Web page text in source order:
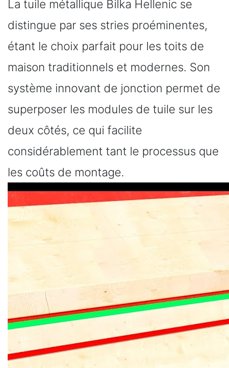
La tuile métallique Bilka Hellenic se
distingue par ses stries proéminentes,
étant le choix parfait pour les toits de
maison traditionnels et modernes. Son
système innovant de jonction permet de
superposer les modules de tuile sur les
deux côtés, ce qui facilite
considérablement tant le processus que
les coûts de montage.